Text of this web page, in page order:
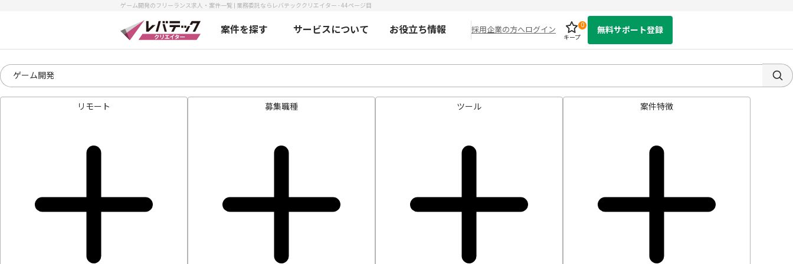
ゲーム開発のフリーランス求人・案件一覧 | 業務委託ならレバテッククリエイター - 44ページ目
案件を探す サービスについて お役立ち情報 採用企業の方へログイン
キープ
0
無料サポート登録
リモート 募集職種 ツール 案件特徴